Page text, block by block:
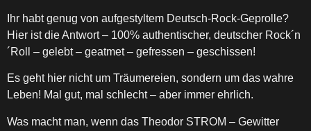
Ihr habt genug von aufgestyltem Deutsch-Rock-Geprolle?
Hier ist die Antwort – 100% authentischer, deutscher Rock´n
´Roll – gelebt – geatmet – gefressen – geschissen!
Es geht hier nicht um Träumereien, sondern um das wahre
Leben! Mal gut, mal schlecht – aber immer ehrlich.
Was macht man, wenn das Theodor STROM – Gewitter